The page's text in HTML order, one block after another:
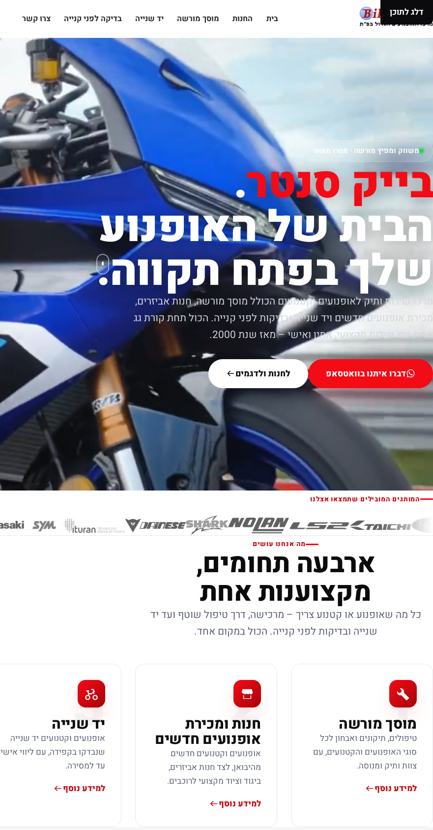
דלג לתוכן
בית החנות מוסך מורשה יד שנייה בדיקה לפני קנייה צרו קשר
משווק ומפיץ מורשה · מטרו מוטור
בייק סנטר.
הבית של האופנוע
שלך בפתח תקווה.
מרכז שירות ותיק לאופנועים וקטנועים הכולל מוסך מורשה, חנות אביזרים,
מכירת אופנועים חדשים ויד שנייה ובדיקות לפני קנייה. הכול תחת קורת גג
אחת, עם שירות מקצועי, אמין ואישי – מאז שנת 2000.
דברו איתנו בוואטסאפ לחנות ולדגמים
המותגים המובילים שתמצאו אצלנו
מה אנחנו עושים
ארבעה תחומים,
מקצוענות אחת
כל מה שאופנוע או קטנוע צריך – מרכישה, דרך טיפול שוטף ועד יד
שנייה ובדיקות לפני קנייה. הכול במקום אחד.
1
מוסך מורשה
טיפולים, תיקונים ואבחון לכל
סוגי האופנועים והקטנועים, עם
צוות ותיק ומנוסה.
למידע נוסף
2
חנות ומכירת
אופנועים חדשים
אופנועים וקטנועים חדשים
מהיבואן, לצד חנות אביזרים,
ביגוד וציוד מקצועי לרוכבים.
למידע נוסף
3
יד שנייה
אופנועים וקטנועים יד שנייה
שנבדקו בקפידה, עם ליווי אישי
עד למסירה.
למידע נוסף